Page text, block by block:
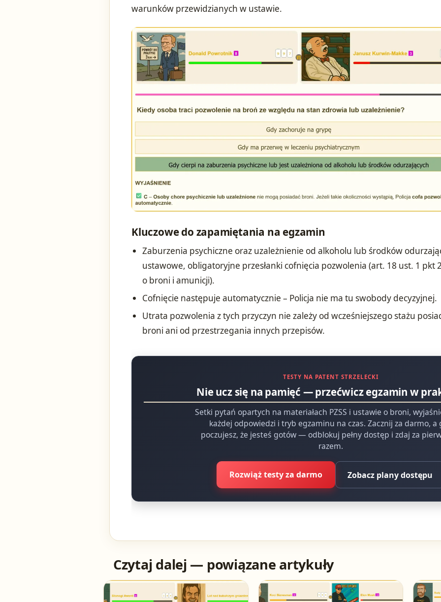
warunków przewidzianych w ustawie.
Kluczowe do zapamiętania na egzamin
Zaburzenia psychiczne oraz uzależnienie od alkoholu lub środków
ustawowe, obligatoryjne przesłanki cofnięcia pozwolenia (art. 18 ust. 1 pkt
o broni i amunicji).
Cofnięcie następuje automatycznie – Policja nie ma tu swobody decyzyjnej.
Utrata pozwolenia z tych przyczyn nie zależy od wcześniejszego stażu
broni ani od przestrzegania innych przepisów.
TESTY NA PATENT STRZELECKI
Nie ucz się na pamięć — przećwicz egzamin w
Setki pytań opartych na materiałach PZSS i ustawie o broni,
każdej odpowiedzi i tryb egzaminu na czas. Zacznij za darmo, a
poczujesz, że jesteś gotów — odblokuj pełny dostęp i zdaj za
razem.
Rozwiąż testy za darmo Zobacz plany dostępu
Czytaj dalej — powiązane artykuły